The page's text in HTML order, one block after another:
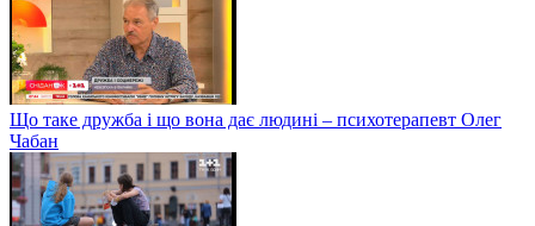
Що таке дружба і що вона дає людині – психотерапевт Олег
Чабан